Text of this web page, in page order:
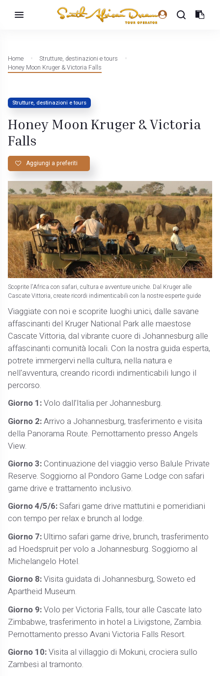
Home
Strutture, destinazioni e tours
Honey Moon Kruger & Victoria Falls
Strutture, destinazioni e tours
Honey Moon Kruger & Victoria
Falls
Aggiungi a preferiti
Scoprite l'Africa con safari, cultura e avventure uniche. Dal Kruger alle
Cascate Vittoria, create ricordi indimenticabili con la nostre esperte guide
Viaggiate con noi e scoprite luoghi unici, dalle savane
affascinanti del Kruger National Park alle maestose
Cascate Vittoria, dal vibrante cuore di Johannesburg alle
affascinanti comunità locali. Con la nostra guida esperta,
potrete immergervi nella cultura, nella natura e
nell'avventura, creando ricordi indimenticabili lungo il
percorso.
Giorno 1:Volo dall’Italia per Johannesburg.
Giorno 2:Arrivo a Johannesburg, trasferimento e visita
della Panorama Route. Pernottamento presso Angels
View.
Giorno 3:Continuazione del viaggio verso Balule Private
Reserve. Soggiorno al Pondoro Game Lodge con safari
game drive e trattamento inclusivo.
Giorno 4/5/6: Safari game drive mattutini e pomeridiani
con tempo per relax e brunch al lodge.
Giorno 7:Ultimo safari game drive, brunch, trasferimento
ad Hoedspruit per volo a Johannesburg. Soggiorno al
Michelangelo Hotel.
Giorno 8:Visita guidata di Johannesburg, Soweto ed
Apartheid Museum.
Giorno 9:Volo per Victoria Falls, tour alle Cascate lato
Zimbabwe, trasferimento in hotel a Livigstone, Zambia.
Pernottamento presso Avani Victoria Falls Resort.
Giorno 10:Visita al villaggio di Mokuni, crociera sullo
Zambesi al tramonto.